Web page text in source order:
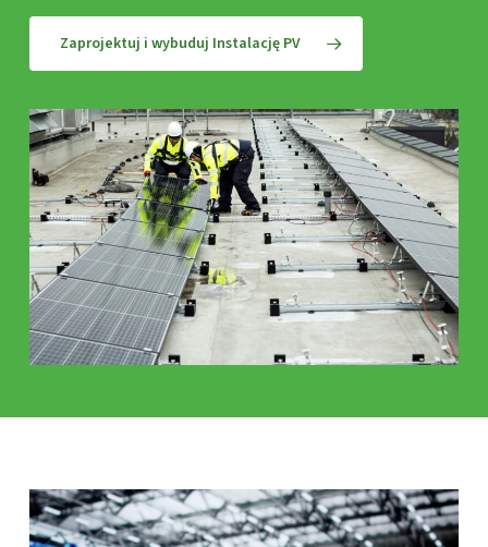
Zaprojektuj i wybuduj Instalację PV